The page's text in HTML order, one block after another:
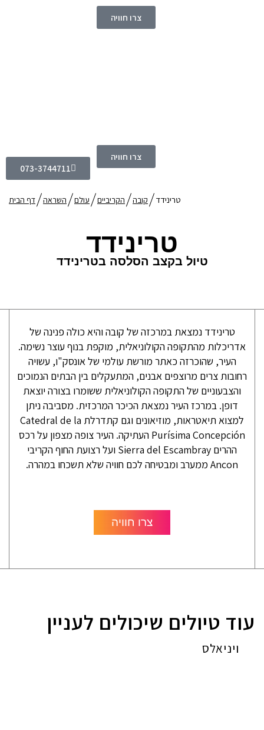
צרו חוויה
צרו חוויה
073-3744711
דף הבית השראה עולם הקריביים קובה טרינידד
טרינידד
טיול בקצב הסלסה בטרינידד
טרינידד נמצאת במרכזה של קובה והיא כולה פנינה של
אדריכלות מהתקופה הקולוניאלית, מוקפת בנוף עוצר נשימה.
העיר, שהוכרזה כאתר מורשת עולמי של אונסק"ו, עשויה
רחובות צרים מרוצפים אבנים, המתעקלים בין הבתים הנמוכים
והצבעוניים של התקופה הקולוניאלית ששומרו בצורה יוצאת
דופן. במרכז העיר נמצאת הכיכר המרכזית. מסביבה ניתן
למצוא תיאטראות, מוזיאונים וגם קתדרלת Catedral de la
Purísima Concepción העתיקה. העיר צופה מצפון על רכס
ההרים Sierra del Escambray ועל רצועת החוף הקריבי
Ancon ממערב ומבטיחה לכם חוויה שלא תשכחו במהרה.
צרו חוויה
עוד טיולים שיכולים לעניין
ויניאלס